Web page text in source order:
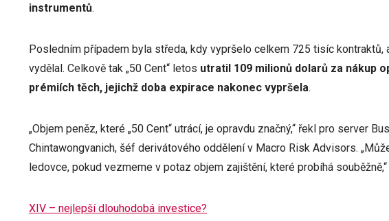
instrumentů.
Posledním případem byla středa, kdy vypršelo celkem 725 tisíc kontraktů,
vydělal. Celkově tak „50 Cent“ letos utratil 109 milionů dolarů za nákup
prémiích těch, jejichž doba expirace nakonec vypršela.
„Objem peněz, které „50 Cent“ utrácí, je opravdu značný,“ řekl pro server
Chintawongvanich, šéf derivátového oddělení v Macro Risk Advisors.
ledovce, pokud vezmeme v potaz objem zajištění, které probíhá souběžně,“
XIV – nejlepší dlouhodobá investice?